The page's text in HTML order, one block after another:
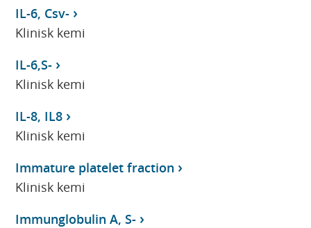
IL-6, Csv-
Klinisk kemi
IL-6,S-
Klinisk kemi
IL-8, IL8
Klinisk kemi
Immature platelet fraction
Klinisk kemi
Immunglobulin A, S-